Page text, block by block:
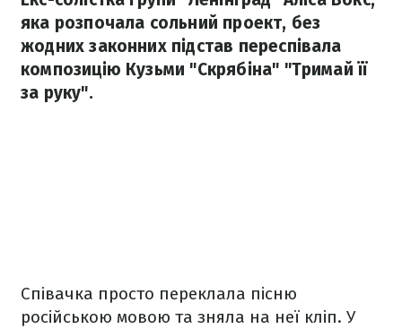
яка розпочала сольний проект, без
жодних законних підстав переспівала
композицію Кузьми "Скрябіна" "Тримай її
за руку".
Співачка просто переклала пісню
російською мовою та зняла на неї кліп. У